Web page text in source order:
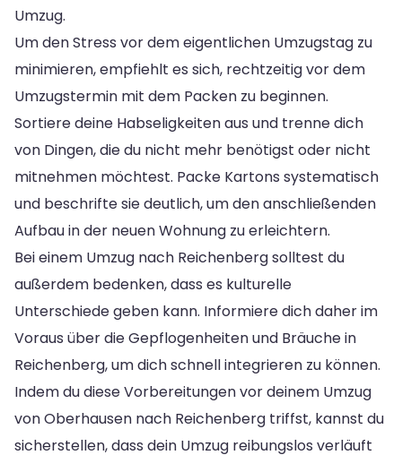
Umzug.
Um den Stress vor dem eigentlichen Umzugstag zu
minimieren, empfiehlt es sich, rechtzeitig vor dem
Umzugstermin mit dem Packen zu beginnen.
Sortiere deine Habseligkeiten aus und trenne dich
von Dingen, die du nicht mehr benötigst oder nicht
mitnehmen möchtest. Packe Kartons systematisch
und beschrifte sie deutlich, um den anschließenden
Aufbau in der neuen Wohnung zu erleichtern.
Bei einem Umzug nach Reichenberg solltest du
außerdem bedenken, dass es kulturelle
Unterschiede geben kann. Informiere dich daher im
Voraus über die Gepflogenheiten und Bräuche in
Reichenberg, um dich schnell integrieren zu können.
Indem du diese Vorbereitungen vor deinem Umzug
von Oberhausen nach Reichenberg triffst, kannst du
sicherstellen, dass dein Umzug reibungslos verläuft